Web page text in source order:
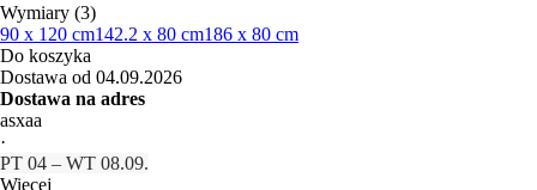
Wymiary (3)
90 x 120 cm142.2 x 80 cm186 x 80 cm
Do koszyka
Dostawa od 04.09.2026
Dostawa na adres
asxaa
·
PT 04 – WT 08.09.
Więcej